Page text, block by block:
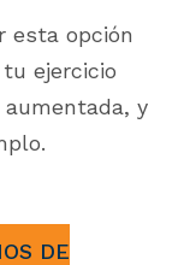
esta opción
ejercicio
y
DE